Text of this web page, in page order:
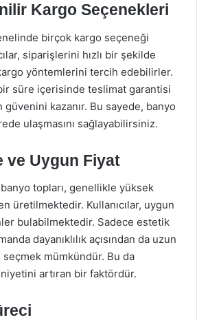
Kargo Seçenekleri
birçok kargo seçeneği
siparişlerini hızlı bir şekilde
yöntemlerini tercih edebilirler.
bir süre içerisinde teslimat garantisi
güvenini kazanır. Bu sayede, banyo
ulaşmasını sağlayabilirsiniz.
ve Uygun Fiyat
topları, genellikle yüksek
üretilmektedir. Kullanıcılar, uygun
bulabilmektedir. Sadece estetik
dayanıklılık açısından da uzun
mümkündür. Bu da
artıran bir faktördür.